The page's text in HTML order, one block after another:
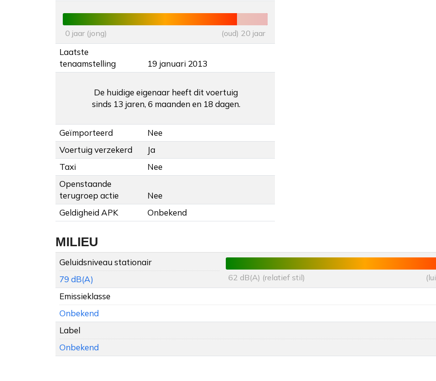
0 jaar (jong) (oud) 20 jaar
Laatste
tenaamstelling
19 januari 2013
De huidige eigenaar heeft dit voertuig
sinds 13 jaren, 6 maanden en 18 dagen.
Geïmporteerd
Nee
Voertuig verzekerd
Ja
Taxi
Nee
Openstaande
terugroep actie
Nee
Geldigheid APK
Onbekend
MILIEU
Geluidsniveau stationair
79 dB(A)
62 dB(A) (relatief stil)
Emissieklasse
Onbekend
Label
Onbekend